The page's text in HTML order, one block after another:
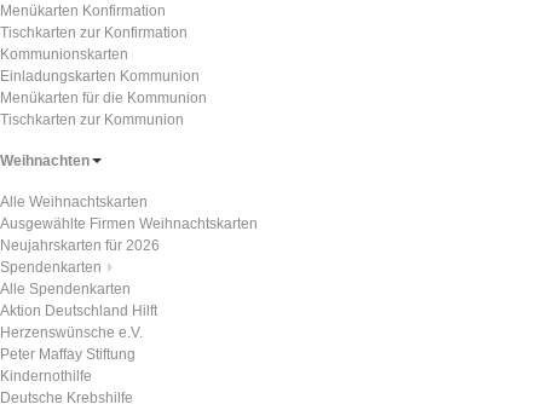
Menükarten Konfirmation
Tischkarten zur Konfirmation
Kommunionskarten
Einladungskarten Kommunion
Menükarten für die Kommunion
Tischkarten zur Kommunion
Weihnachten
Alle Weihnachtskarten
Ausgewählte Firmen Weihnachtskarten
Neujahrskarten für 2026
Spendenkarten
Alle Spendenkarten
Aktion Deutschland Hilft
Herzenswünsche e.V.
Peter Maffay Stiftung
Kindernothilfe
Deutsche Krebshilfe